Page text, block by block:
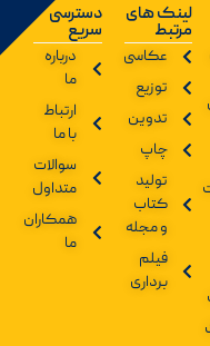
لینک های
مرتبط
عکاسی
توزیع
تدوین
چاپ
تولید
کتاب
و مجله
فیلم
برداری
دسترسی
سریع
درباره
ما
ارتباط
با ما
سوالات
متداول
همکاران
ما